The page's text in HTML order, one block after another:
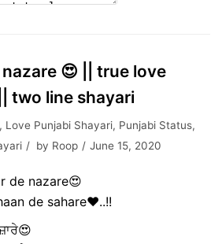
😍 || true love
two line shayari
, Love Punjabi Shayari, Punjabi Status,
by Roop June 15, 2020
de nazare😍
de sahare❤️..!!